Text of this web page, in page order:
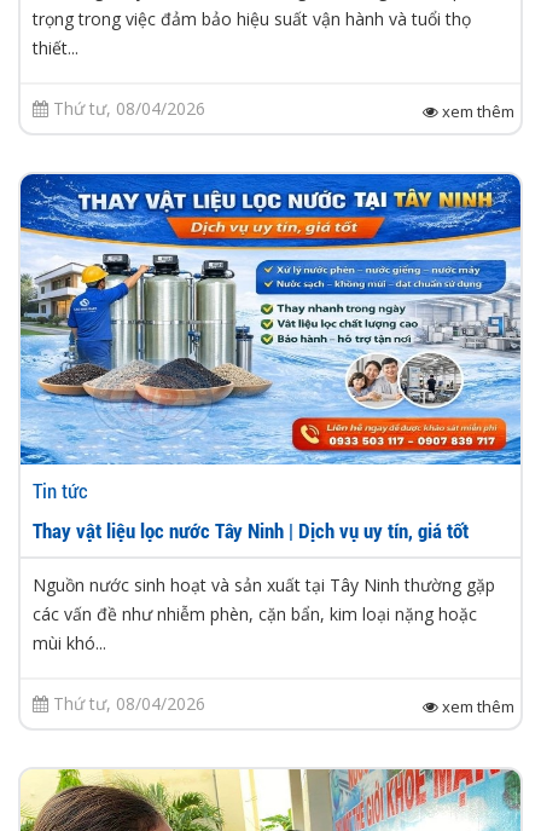
trọng trong việc đảm bảo hiệu suất vận hành và tuổi thọ
thiết...
Thứ tư, 08/04/2026 xem thêm
Tin tức
Thay vật liệu lọc nước Tây Ninh | Dịch vụ uy tín, giá tốt
Nguồn nước sinh hoạt và sản xuất tại Tây Ninh thường gặp
các vấn đề như nhiễm phèn, cặn bẩn, kim loại nặng hoặc
mùi khó...
Thứ tư, 08/04/2026 xem thêm